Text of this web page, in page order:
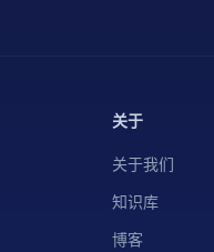
关于
关于我们
知识库
博客